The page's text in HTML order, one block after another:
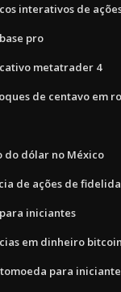
interativos de
pro
metatrader 4
de centavo em
do dólar no México
de ações de
iniciantes
em dinheiro bitcoin
para